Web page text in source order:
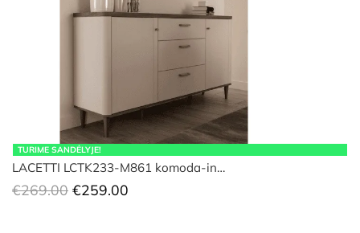
TURIME SANDĖLYJE!
LACETTI LCTK233-M861 komoda-in…
€269.00 Original
€259.00